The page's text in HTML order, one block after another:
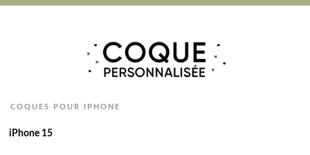
COQUES POUR IPHONE
iPhone 15